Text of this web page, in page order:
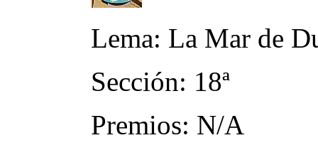
Lema: La Mar de
Sección: 18ª
Premios: N/A